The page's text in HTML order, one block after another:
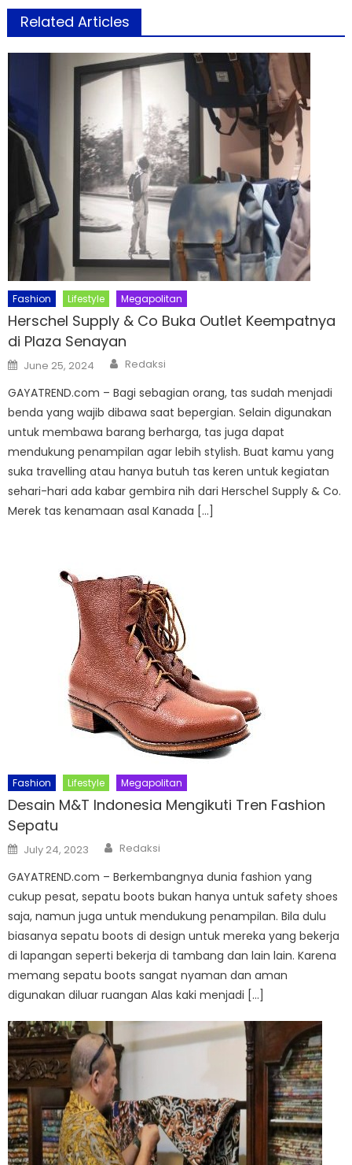
Related Articles
Fashion Lifestyle Megapolitan
Herschel Supply & Co Buka Outlet Keempatnya
di Plaza Senayan
Posted
on
June 25, 2024 Author
Redaksi
GAYATREND.com – Bagi sebagian orang, tas sudah menjadi
benda yang wajib dibawa saat bepergian. Selain digunakan
untuk membawa barang berharga, tas juga dapat
mendukung penampilan agar lebih stylish. Buat kamu yang
suka travelling atau hanya butuh tas keren untuk kegiatan
sehari-hari ada kabar gembira nih dari Herschel Supply & Co.
Merek tas kenamaan asal Kanada […]
Fashion Lifestyle Megapolitan
Desain M&T Indonesia Mengikuti Tren Fashion
Sepatu
Posted
on
July 24, 2023 Author
Redaksi
GAYATREND.com – Berkembangnya dunia fashion yang
cukup pesat, sepatu boots bukan hanya untuk safety shoes
saja, namun juga untuk mendukung penampilan. Bila dulu
biasanya sepatu boots di design untuk mereka yang bekerja
di lapangan seperti bekerja di tambang dan lain lain. Karena
memang sepatu boots sangat nyaman dan aman
digunakan diluar ruangan Alas kaki menjadi […]